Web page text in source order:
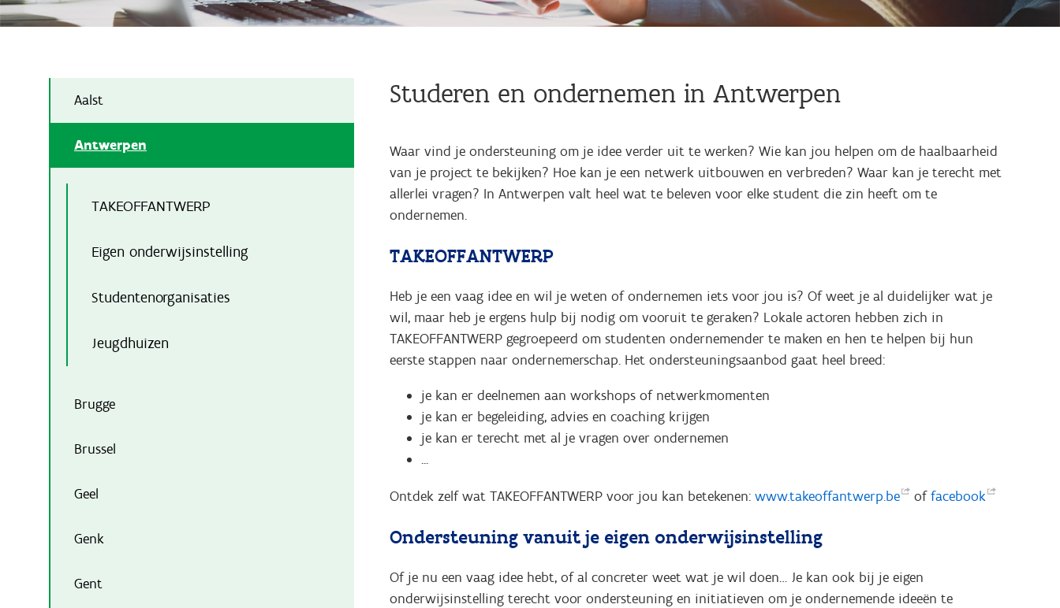
Aalst
Antwerpen
TAKEOFFANTWERP
Eigen onderwijsinstelling
Studentenorganisaties
Jeugdhuizen
Brugge
Brussel
Geel
Genk
Gent
Studeren en ondernemen in Antwerpen
Waar vind je ondersteuning om je idee verder uit te werken? Wie kan jou helpen om de haalbaarheid
van je project te bekijken? Hoe kan je een netwerk uitbouwen en verbreden? Waar kan je terecht met
allerlei vragen? In Antwerpen valt heel wat te beleven voor elke student die zin heeft om te
ondernemen.
TAKEOFFANTWERP
Heb je een vaag idee en wil je weten of ondernemen iets voor jou is? Of weet je al duidelijker wat je
wil, maar heb je ergens hulp bij nodig om vooruit te geraken? Lokale actoren hebben zich in
TAKEOFFANTWERP gegroepeerd om studenten ondernemender te maken en hen te helpen bij hun
eerste stappen naar ondernemerschap. Het ondersteuningsaanbod gaat heel breed:
je kan er deelnemen aan workshops of netwerkmomenten
je kan er begeleiding, advies en coaching krijgen
je kan er terecht met al je vragen over ondernemen
...
Ontdek zelf wat TAKEOFFANTWERP voor jou kan betekenen: www.takeoffantwerp.be offacebook
Ondersteuning vanuit je eigen onderwijsinstelling
Of je nu een vaag idee hebt, of al concreter weet wat je wil doen… Je kan ook bij je eigen
onderwijsinstelling terecht voor ondersteuning en initiatieven om je ondernemende ideeën te